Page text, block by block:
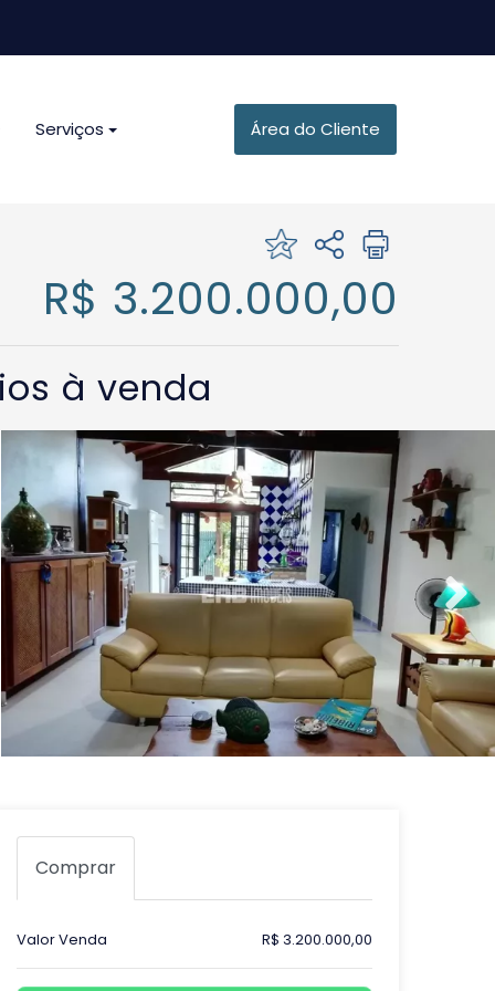
Serviços Área do Cliente
R$ 3.200.000,00
à venda
Comprar
Valor Venda R$ 3.200.000,00